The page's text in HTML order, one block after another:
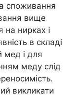
споживання
вище
на нирках і
в складі
мед і для
меду слід
викликати